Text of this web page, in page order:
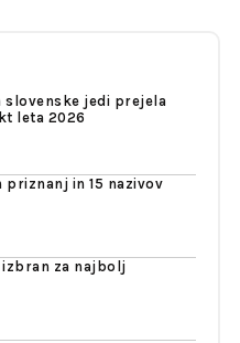
slovenske jedi prejela
leta 2026
in 15 nazivov
za najbolj